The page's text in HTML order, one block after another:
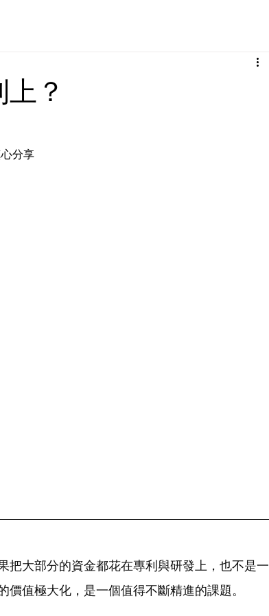
？
分享
把大部分的資金都花在專利與研發上，也不是一
值極大化，是一個值得不斷精進的課題。